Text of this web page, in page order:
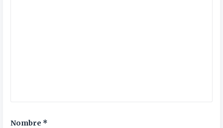
Nombre *